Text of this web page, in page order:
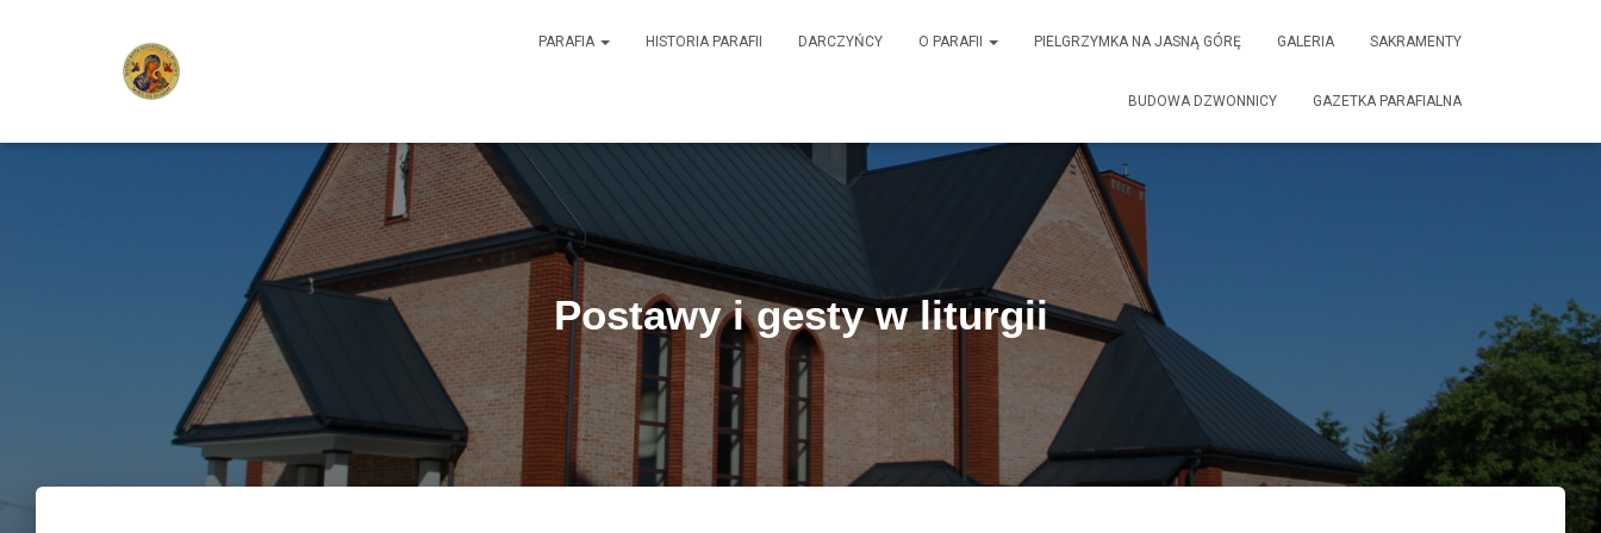
PARAFIA HISTORIA PARAFII DARCZYŃCY O PARAFII PIELGRZYMKA NA JASNĄ GÓRĘ GALERIA SAKRAMENTY
BUDOWA DZWONNICY GAZETKA PARAFIALNA
Postawy i gesty w liturgii